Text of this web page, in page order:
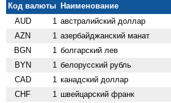
Код валюты Наименование
AUD
1 австралийский доллар
AZN 1 азербайджанский манат
BGN 1 болгарский лев
BYN 1 белорусский рубль
CAD 1 канадский доллар
CHF 1 швейцарский франк